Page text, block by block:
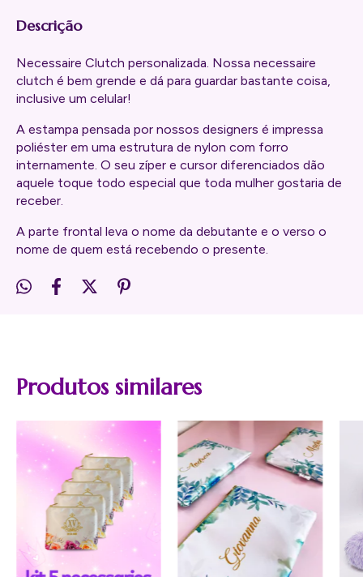
Descrição
Necessaire Clutch personalizada. Nossa necessaire
clutch é bem grende e dá para guardar bastante coisa,
inclusive um celular!
A estampa pensada por nossos designers é impressa
poliéster em uma estrutura de nylon com forro
internamente. O seu zíper e cursor diferenciados dão
aquele toque todo especial que toda mulher gostaria de
receber.
A parte frontal leva o nome da debutante e o verso o
nome de quem está recebendo o presente.
Produtos similares